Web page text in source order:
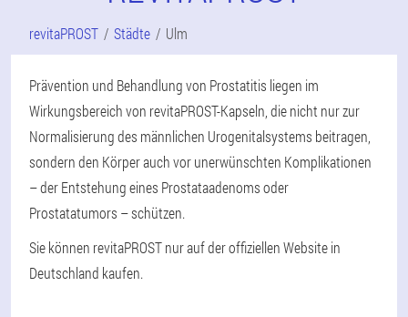
revitaPROST Städte Ulm
Prävention und Behandlung von Prostatitis liegen im
Wirkungsbereich von revitaPROST-Kapseln, die nicht nur zur
Normalisierung des männlichen Urogenitalsystems beitragen,
sondern den Körper auch vor unerwünschten Komplikationen
– der Entstehung eines Prostataadenoms oder
Prostatatumors – schützen.
Sie können revitaPROST nur auf der offiziellen Website in
Deutschland kaufen.